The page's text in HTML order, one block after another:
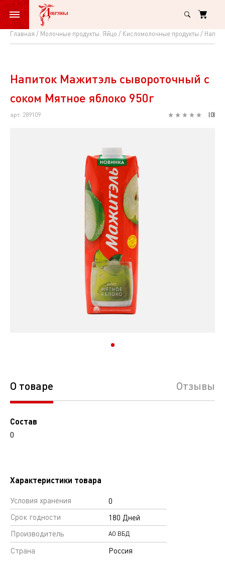
Главная Молочные продукты. Яйцо Кисломолочные продукты
Напиток
сывороточный
соком
Напиток Мажитэль сывороточный с
соком Мятное яблоко 950г
арт: 289109 (0)
О товаре Отзывы
Состав
0
Характеристики товара
Условия хранения
0
Срок годности
180 Дней
Производитель
АО ВБД
Страна Россия